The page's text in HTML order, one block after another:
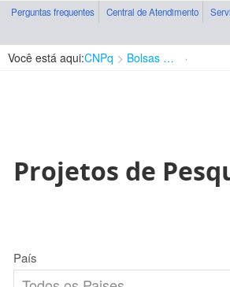
Perguntas frequentes Central de Atendimento
Você está aqui:CNPq Bolsas e Auxílios Vigentes
Projetos de
País